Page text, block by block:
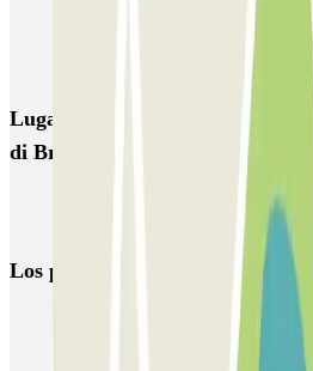
Parking Brindisi - Shuttle Aeroporto
PugliaParking Shuttle Aeroporto di
Lugares y eventos interesantes
di Brindisi TOP CAR - P1
Parkings en el Aeropuerto de
Los parkings más reservados
Parking en